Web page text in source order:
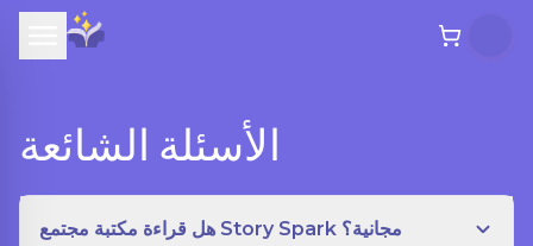
الأسئلة الشائعة
هل قراءة مكتبة مجتمع Story Spark مجانية؟